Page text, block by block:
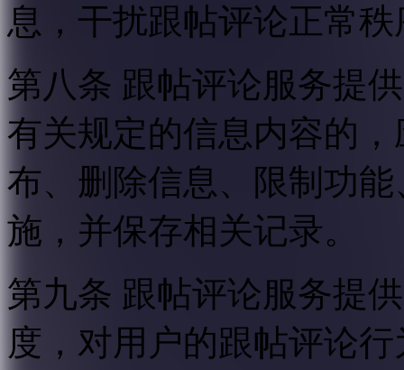
息，干扰跟帖评论正常
第八条 跟帖评论服务提
有关规定的信息内容的
布、删除信息、限制功
施，并保存相关记录。
第九条 跟帖评论服务提
度，对用户的跟帖评论